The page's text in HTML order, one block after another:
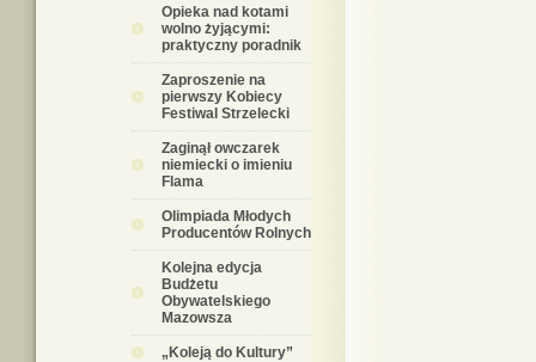
Opieka nad kotami
wolno żyjącymi:
praktyczny poradnik
Zaproszenie na
pierwszy Kobiecy
Festiwal Strzelecki
Zaginął owczarek
niemiecki o imieniu
Flama
Olimpiada Młodych
Producentów Rolnych
Kolejna edycja
Budżetu
Obywatelskiego
Mazowsza
„Koleją do Kultury”